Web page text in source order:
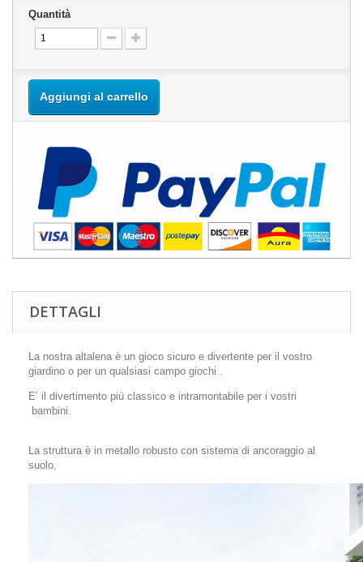
Quantità
Aggiungi al carrello
DETTAGLI
La nostra altalena è un gioco sicuro e divertente per il vostro
giardino o per un qualsiasi campo giochi .
E’ il divertimento più classico e intramontabile per i vostri
bambini.
La struttura è in metallo robusto con sistema di ancoraggio al
suolo,